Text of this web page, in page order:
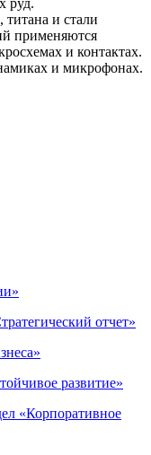
и стали
применяются
и контактах.
и микрофонах.
отчет»
развитие»
«Корпоративное